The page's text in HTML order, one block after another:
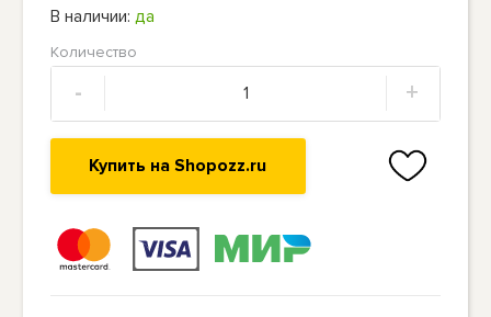
В наличии:да
Количество
- +
Купить на Shopozz.ru